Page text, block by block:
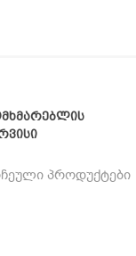
პროდუქტები